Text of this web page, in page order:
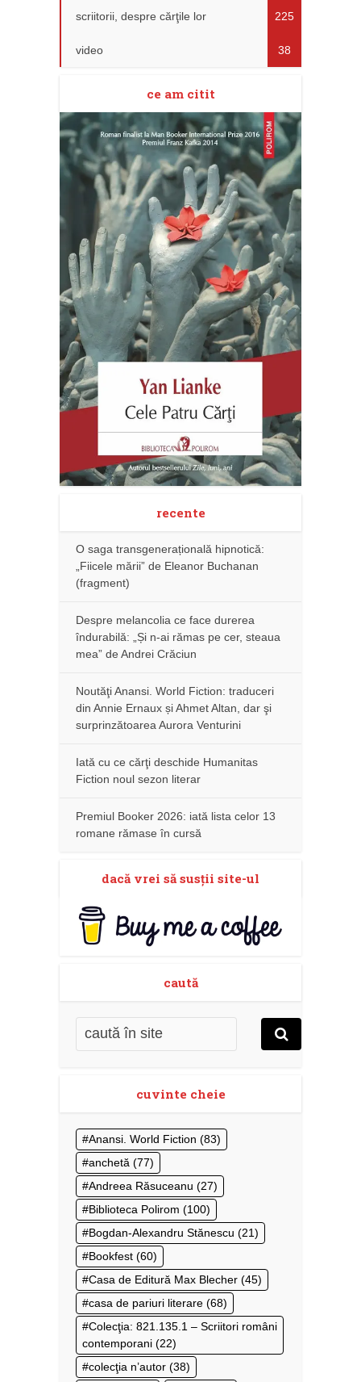
scriitorii, despre cărţile lor 225
video 38
ce am citit
recente
O saga transgenerațională hipnotică:
„Fiicele mării” de Eleanor Buchanan
(fragment)
Despre melancolia ce face durerea
îndurabilă: „Și n-ai rămas pe cer, steaua
mea” de Andrei Crăciun
Noutăţi Anansi. World Fiction: traduceri
din Annie Ernaux și Ahmet Altan, dar şi
surprinzătoarea Aurora Venturini
Iată cu ce cărţi deschide Humanitas
Fiction noul sezon literar
Premiul Booker 2026: iată lista celor 13
romane rămase în cursă
dacă vrei să susţii site-ul
caută
cuvinte cheie
Anansi. World Fiction (83)
anchetă (77)
Andreea Răsuceanu (27)
Biblioteca Polirom (100)
Bogdan-Alexandru Stănescu (21)
Bookfest (60)
Casa de Editură Max Blecher (45)
casa de pariuri literare (68)
Colecţia: 821.135.1 – Scriitori români
contemporani (22)
colecţia n’autor (38)